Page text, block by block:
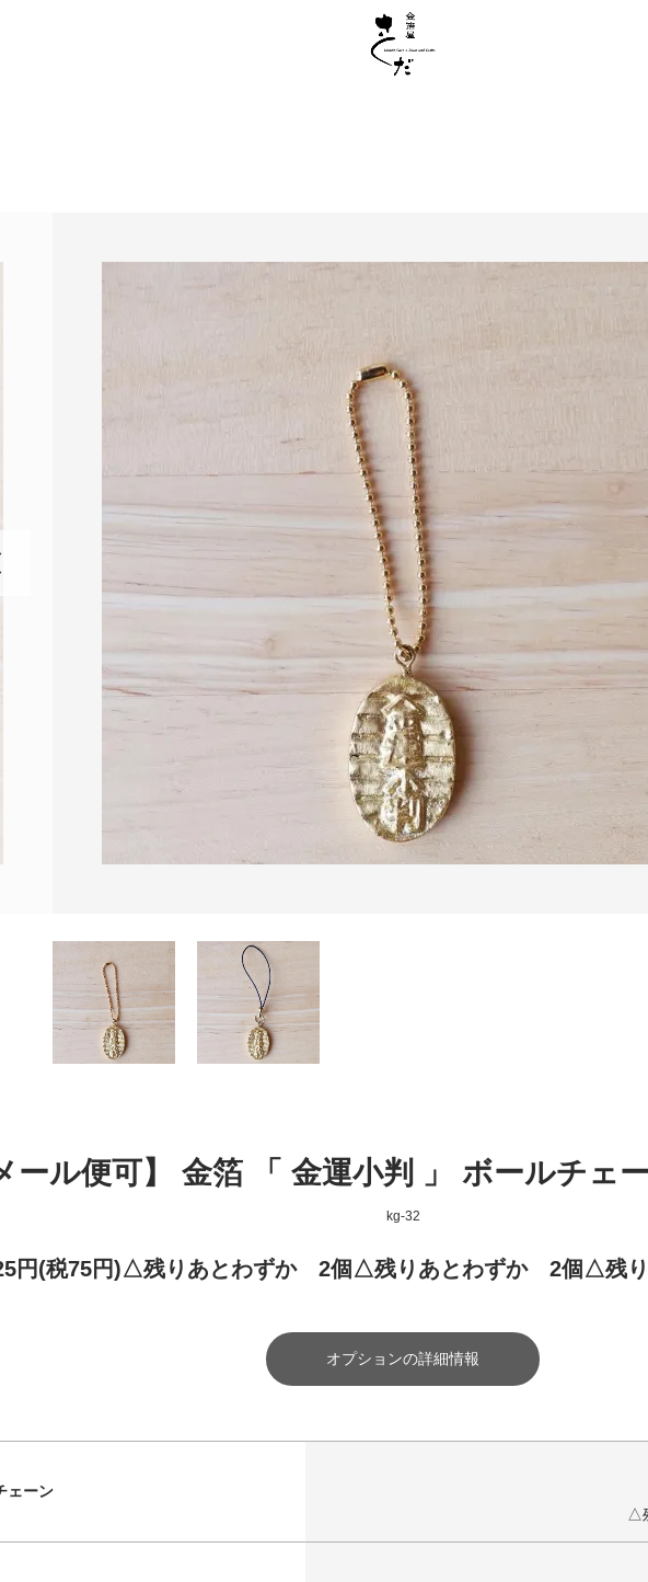
ール便可】 金箔 「 金運小判 」 ボールチェ
kg-32
円(税75円)△残りあとわずか 2個△残りあとわずか 2個△残
オプションの詳細情報
ェーン
△